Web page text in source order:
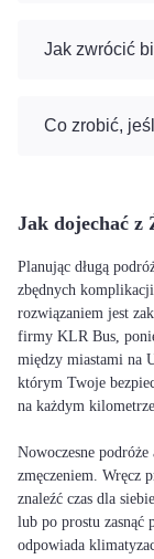
Jak zwrócić
Co zrobić,
Jak dojechać z
Planując długą
zbędnych
rozwiązaniem jest
firmy KLR Bus,
między miastami na
którym Twoje
na każdym
Nowoczesne
zmęczeniem. Wręcz
znaleźć czas dla
lub po prostu zasnąć
odpowiada